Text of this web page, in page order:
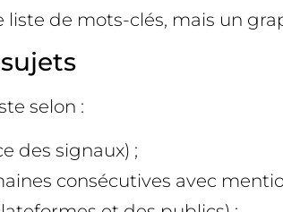
de mots-clés, mais un
selon :
des signaux) ;
consécutives avec